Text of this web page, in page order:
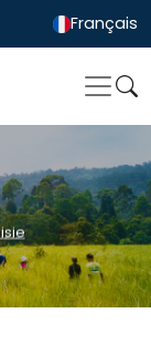
Français